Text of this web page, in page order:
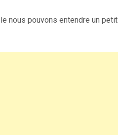
nous pouvons entendre un petit